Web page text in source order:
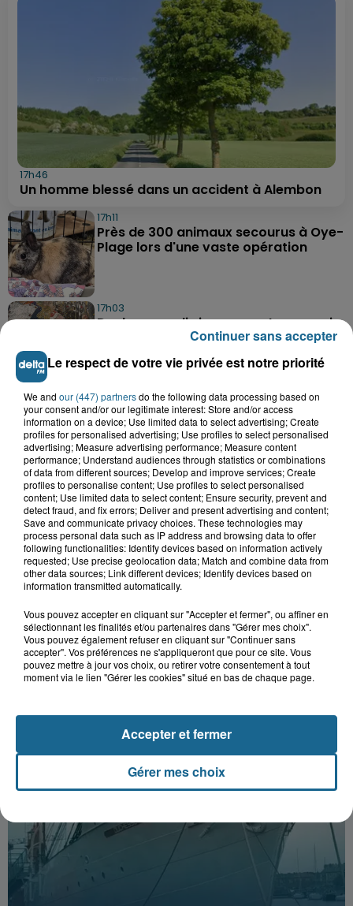
17h46
Un homme blessé dans un accident à Alembon
17h11
Près de 300 animaux secourus à Oye-
Plage lors d'une vaste opération
17h03
Dunkerque : dix jeunes vont parcourir
9 000 km pour rencontrer...
16h19
Blendecques : le jeune garçon de 12
ans qui s'était noyé est...
13h15
Risque incendie dans le Nord : ce que
vous ne pouvez plus faire
NOS AUTRES PODCASTS
Le respect de votre vie privée est notre priorité
We and our (447) partnersdo the following data processing based on
your consent and/or our legitimate interest: Store and/or access
information on a device; Use limited data to select advertising; Create
profiles for personalised advertising; Use profiles to select personalised
advertising; Measure advertising performance; Measure content
performance; Understand audiences through statistics or combinations
of data from different sources; Develop and improve services; Create
profiles to personalise content; Use profiles to select personalised
content; Use limited data to select content; Ensure security, prevent and
detect fraud, and fix errors; Deliver and present advertising and content;
Save and communicate privacy choices. These technologies may
process personal data such as IP address and browsing data to offer
following functionalities: Identify devices based on information actively
requested; Use precise geolocation data; Match and combine data from
other data sources; Link different devices; Identify devices based on
information transmitted automatically.
Vous pouvez accepter en cliquant sur "Accepter et fermer", ou affiner en
sélectionnant les finalités et/ou partenaires dans "Gérer mes choix".
Vous pouvez également refuser en cliquant sur "Continuer sans
accepter". Vos préférences ne s'appliqueront que pour ce site. Vous
pouvez mettre à jour vos choix, ou retirer votre consentement à tout
moment via le lien "Gérer les cookies" situé en bas de chaque page.
Gérer mes choix
Accepter et fermer
Continuer sans accepter